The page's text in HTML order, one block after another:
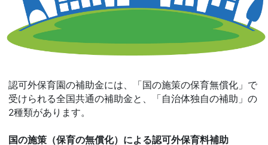
認可外保育園の補助金には、「国の施策の保育無償化」で
受けられる全国共通の補助金と、「自治体独自の補助」の
2種類があります。
国の施策（保育の無償化）による認可外保育料補助